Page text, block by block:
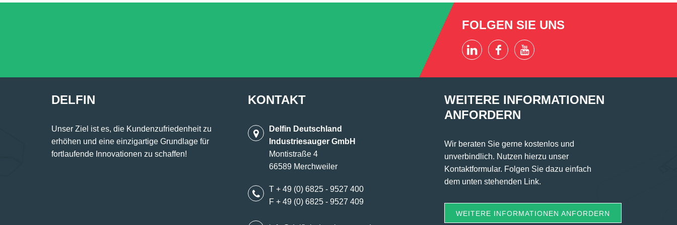
FOLGEN SIE UNS
DELFIN
Unser Ziel ist es, die Kundenzufriedenheit zu
erhöhen und eine einzigartige Grundlage für
fortlaufende Innovationen zu schaffen!
KONTAKT
Delfin Deutschland
Industriesauger GmbH
Montistraße 4
66589 Merchweiler
T + 49 (0) 6825 - 9527 400
F + 49 (0) 6825 - 9527 409
WEITERE INFORMATIONEN
ANFORDERN
Wir beraten Sie gerne kostenlos und
unverbindlich. Nutzen hierzu unser
Kontaktformular. Folgen Sie dazu einfach
dem unten stehenden Link.
WEITERE INFORMATIONEN ANFORDERN